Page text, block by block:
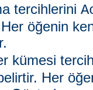
tercihlerini
öğenin
kümesi
Her